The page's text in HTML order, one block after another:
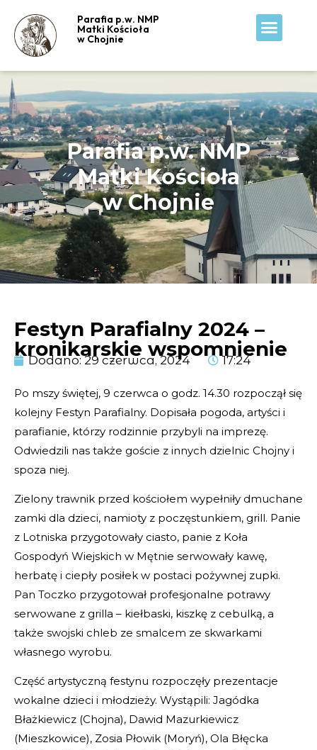
Parafia p.w. NMP
Matki Kościoła
w Chojnie
Parafia p.w. NMP
Matki Kościoła
w Chojnie
Festyn Parafialny 2024 –
kronikarskie wspomnienie
Dodano:29 czerwca, 2024 17:24
Po mszy świętej, 9 czerwca o godz. 14.30 rozpoczął się
kolejny Festyn Parafialny. Dopisała pogoda, artyści i
parafianie, którzy rodzinnie przybyli na imprezę.
Odwiedzili nas także goście z innych dzielnic Chojny i
spoza niej.
Zielony trawnik przed kościołem wypełniły dmuchane
zamki dla dzieci, namioty z poczęstunkiem, grill. Panie
z Lotniska przygotowały ciasto, panie z Koła
Gospodyń Wiejskich w Mętnie serwowały kawę,
herbatę i ciepły posiłek w postaci pożywnej zupki.
Pan Toczko przygotował profesjonalne potrawy
serwowane z grilla – kiełbaski, kiszkę z cebulką, a
także swojski chleb ze smalcem ze skwarkami
własnego wyrobu.
Część artystyczną festynu rozpoczęły prezentacje
wokalne dzieci i młodzieży. Wystąpili: Jagódka
Błażkiewicz (Chojna), Dawid Mazurkiewicz
(Mieszkowice), Zosia Płowik (Moryń), Ola Błęcka